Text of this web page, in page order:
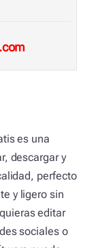
es una
descargar y
perfecto
y ligero sin
editar
sociales o